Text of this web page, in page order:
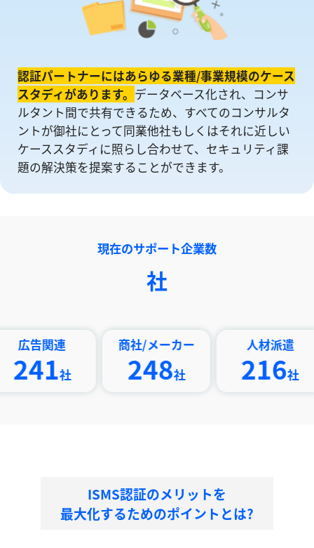
認証パートナーにはあらゆる業種/事業規模のケース
スタディがあります。 データベース化され、コンサ
ルタント間で共有できるため、すべてのコンサルタ
ントが御社にとって同業他社もしくはそれに近しい
ケーススタディに照らし合わせて、セキュリティ課
題の解決策を提案することができます。
現在のサポート企業数
社
連
社
商社/メーカー
社
人材派遣
216社
ISMS認証のメリットを
最大化するためのポイントとは?